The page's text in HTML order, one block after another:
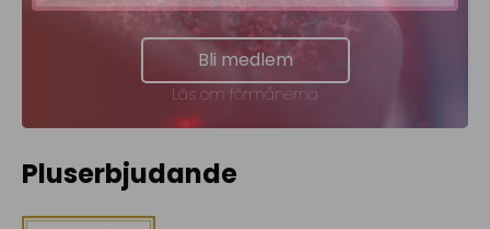
Bli medlem
Läs om förmånerna
Pluserbjudande